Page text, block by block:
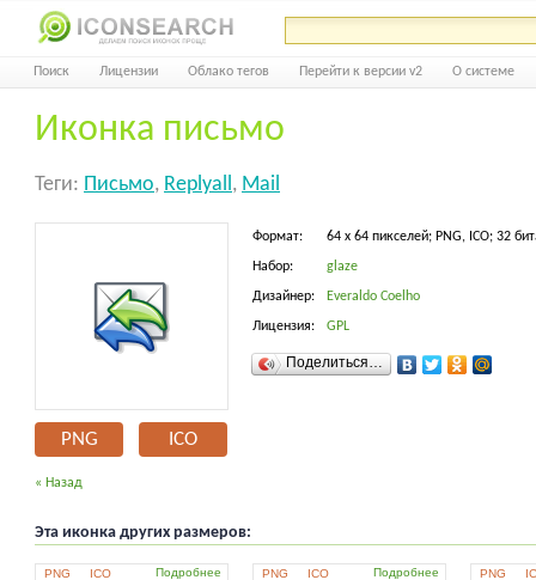
Поиск Лицензии Облако тегов Перейти к версии v2 О системе
Иконка письмо
Теги: Письмо, Replyall, Mail
PNG ICO
Формат: 64 x 64 пикселей; PNG, ICO; 32
Набор: glaze
Дизайнер: Everaldo Coelho
Лицензия: GPL
Поделиться…
« Назад
Эта иконка других размеров:
PNG ICO Подробнее PNG ICO Подробнее PNG